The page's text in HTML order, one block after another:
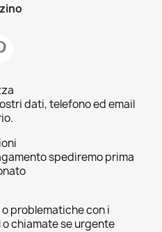
dati, telefono ed email
spediremo prima
problematiche con i
chiamate se urgente